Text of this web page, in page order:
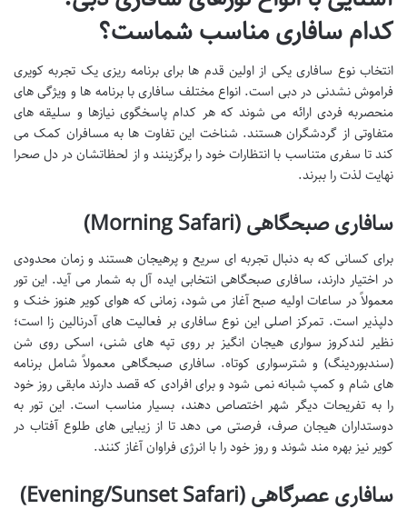
کدام سافاری مناسب شماست؟
انتخاب نوع سافاری یکی از اولین قدم ها برای برنامه ریزی یک تجربه کویری
فراموش نشدنی در دبی است. انواع مختلف سافاری با برنامه ها و ویژگی های
منحصربه فردی ارائه می شوند که هر کدام پاسخگوی نیازها و سلیقه های
متفاوتی از گردشگران هستند. شناخت این تفاوت ها به مسافران کمک می
کند تا سفری متناسب با انتظارات خود را برگزینند و از لحظاتشان در دل صحرا
نهایت لذت را ببرند.
سافاری صبحگاهی (Morning Safari)
برای کسانی که به دنبال تجربه ای سریع و پرهیجان هستند و زمان محدودی
در اختیار دارند، سافاری صبحگاهی انتخابی ایده آل به شمار می آید. این تور
معمولاً در ساعات اولیه صبح آغاز می شود، زمانی که هوای کویر هنوز خنک و
دلپذیر است. تمرکز اصلی این نوع سافاری بر فعالیت های آدرنالین زا است؛
نظیر لندکروز سواری هیجان انگیز بر روی تپه های شنی، اسکی روی شن
(سندبوردینگ) و شترسواری کوتاه. سافاری صبحگاهی معمولاً شامل برنامه
های شام و کمپ شبانه نمی شود و برای افرادی که قصد دارند مابقی روز خود
را به تفریحات دیگر شهر اختصاص دهند، بسیار مناسب است. این تور به
دوستداران هیجان صرف، فرصتی می دهد تا از زیبایی های طلوع آفتاب در
کویر نیز بهره مند شوند و روز خود را با انرژی فراوان آغاز کنند.
سافاری عصرگاهی (Evening/Sunset Safari)